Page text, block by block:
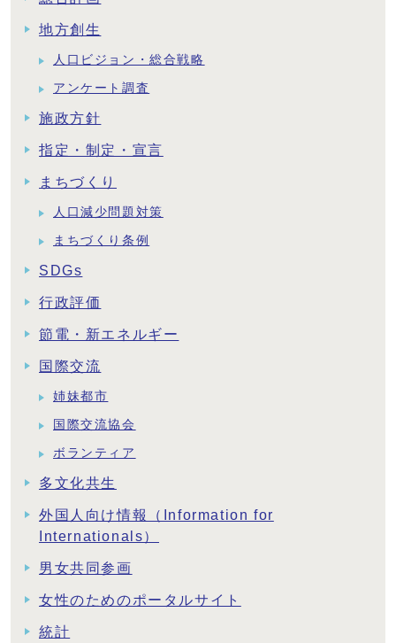
地方創生
人口ビジョン・総合戦略
アンケート調査
施政方針
指定・制定・宣言
まちづくり
人口減少問題対策
まちづくり条例
SDGs
行政評価
節電・新エネルギー
国際交流
姉妹都市
国際交流協会
ボランティア
多文化共生
外国人向け情報（Information for
Internationals）
男女共同参画
女性のためのポータルサイト
統計